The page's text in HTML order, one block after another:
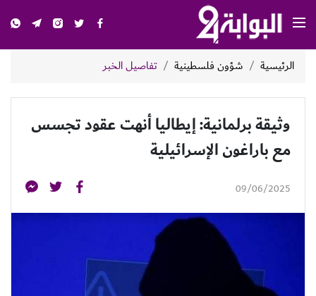
الرئيسية شؤون فلسطينية تفاصيل الخبر
وثيقة برلمانية: إيطاليا أنهت عقود تجسس
مع باراغون الإسرائيلية
09/06/2025